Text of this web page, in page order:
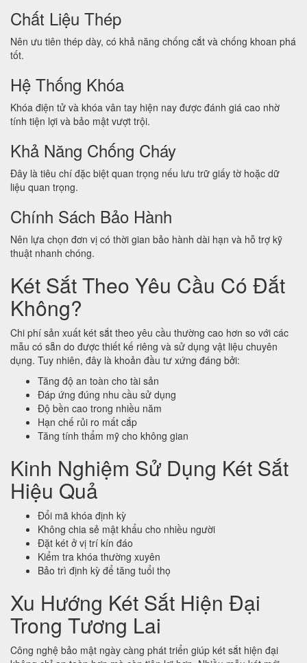
Chất Liệu Thép
Nên ưu tiên thép dày, có khả năng chống cắt và chống khoan phá
tốt.
Hệ Thống Khóa
Khóa điện tử và khóa vân tay hiện nay được đánh giá cao nhờ
tính tiện lợi và bảo mật vượt trội.
Khả Năng Chống Cháy
Đây là tiêu chí đặc biệt quan trọng nếu lưu trữ giấy tờ hoặc dữ
liệu quan trọng.
Chính Sách Bảo Hành
Nên lựa chọn đơn vị có thời gian bảo hành dài hạn và hỗ trợ kỹ
thuật nhanh chóng.
Két Sắt Theo Yêu Cầu Có Đắt
Không?
Chi phí sản xuất két sắt theo yêu cầu thường cao hơn so với các
mẫu có sẵn do được thiết kế riêng và sử dụng vật liệu chuyên
dụng. Tuy nhiên, đây là khoản đầu tư xứng đáng bởi:
Tăng độ an toàn cho tài sản
Đáp ứng đúng nhu cầu sử dụng
Độ bền cao trong nhiều năm
Hạn chế rủi ro mất cắp
Tăng tính thẩm mỹ cho không gian
Kinh Nghiệm Sử Dụng Két Sắt
Hiệu Quả
Đổi mã khóa định kỳ
Không chia sẻ mật khẩu cho nhiều người
Đặt két ở vị trí kín đáo
Kiểm tra khóa thường xuyên
Bảo trì định kỳ để tăng tuổi thọ
Xu Hướng Két Sắt Hiện Đại
Trong Tương Lai
Công nghệ bảo mật ngày càng phát triển giúp két sắt hiện đại